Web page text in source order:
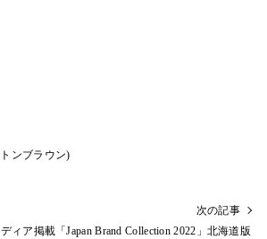
ンブラウン)
次の記事
ィア掲載「Japan Brand Collection 2022」北海道版